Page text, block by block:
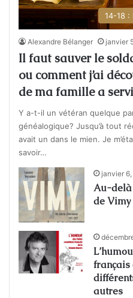
14-18 :
Alexandre Bélanger janvier
Il faut sauver le
ou comment j’ai
de ma famille a
Y a-t-il un vétéran quelque
généalogique? Jusqu’à tout
avait un dans le mien. Je
savoir…
janvier
Au-delà
de Vimy
français
autres